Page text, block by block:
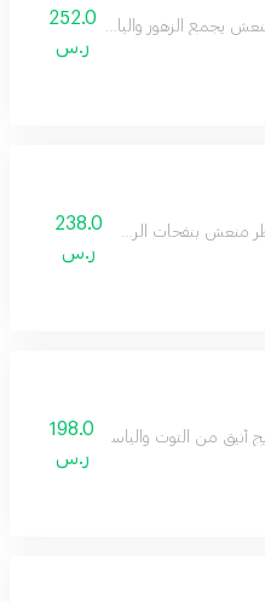
يجمع الزهور والياسمين252.0
ر.س
منعش بنفحات الريحان العذبة.
238.0
ر.س
أنيق من التوت والياسمين والفانيليا
198.0
ر.س